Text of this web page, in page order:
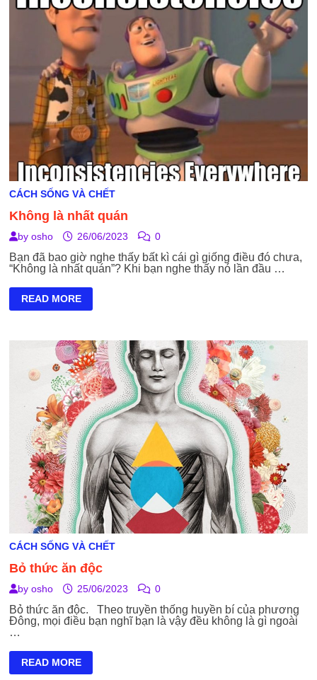
CÁCH SỐNG VÀ CHẾT
Không là nhất quán
by osho 26/06/2023 0
Bạn đã bao giờ nghe thấy bất kì cái gì giống điều đó chưa,
“Không là nhất quán”? Khi bạn nghe thấy nó lần đầu …
KHÔNG
READ MORE
CÁCH SỐNG VÀ CHẾT
Bỏ thức ăn độc
by osho 25/06/2023 0
Bỏ thức ăn độc. Theo truyền thống huyền bí của phương
Đông, mọi điều bạn nghĩ bạn là vậy đều không là gì ngoài
…
BỎ
READ MORE